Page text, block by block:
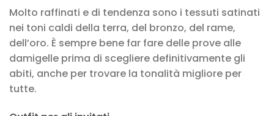
Molto raffinati e di tendenza sono i tessuti satinati
nei toni caldi della terra, del bronzo, del rame,
dell’oro. È sempre bene far fare delle prove alle
damigelle prima di scegliere definitivamente gli
abiti, anche per trovare la tonalità migliore per
tutte.